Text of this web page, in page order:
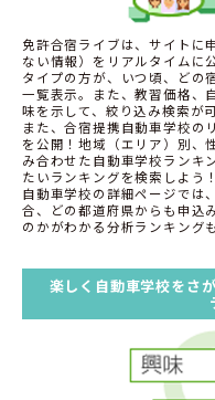
免許合宿ライブは、サイトに
ない情報）をリアルタイムに
タイプの方が、いつ頃、どの
一覧表示。また、教習価格、
味を示して、絞り込み検索が
また、合宿提携自動車学校の
を公開！地域（エリア）別、
み合わせた自動車学校ランキ
たいランキングを検索しよう！
自動車学校の詳細ページでは
合、どの都道府県からも申込
のかがわかる分析ランキング
楽しく自動車学校をさ